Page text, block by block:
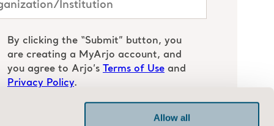
Allow all